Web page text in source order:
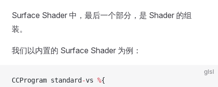
Surface Shader 中，最后一个部分，是 Shader 的组
装。
我们以内置的 Surface Shader 为例：
glsl
CCProgram standard -vs %{